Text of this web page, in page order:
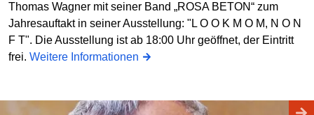
Thomas Wagner mit seiner Band „ROSA BETON“ zum
Jahresauftakt in seiner Ausstellung: "L O O K M O M, N O N
F T". Die Ausstellung ist ab 18:00 Uhr geöffnet, der Eintritt
frei. Weitere Informationen